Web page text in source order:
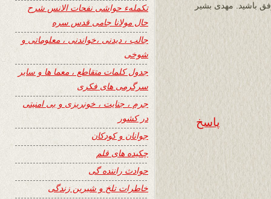
باشید. مهدی بشیر
پاسخ
تکملهء حواشی نفحات الانس شرح
حال مولانا جامی قدس سره
جالب ، دیدنی ،خواندنی ، معلوماتی و
شوخی
جدول کلمات متقاطع ، معما ها و سایر
سرگرمی های فکری
جرم ، جنایت ، خونریزی و بی امنیتی
در کشور
جوانان و کودکان
چکیده های قلم
حوادث راننده گی
خاطرات تلخ و شیرین زندگی